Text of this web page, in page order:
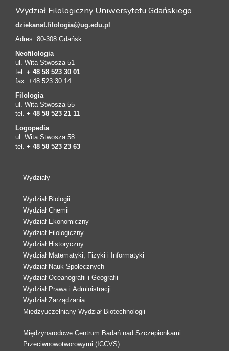
Wydział Filologiczny Uniwersytetu Gdańskiego
dziekanat.filologia@ug.edu.pl
Adres: 80-308 Gdańsk
Neofilologia
ul. Wita Stwosza 51
tel. + 48 58 523 30 01
fax. +48 523 30 14
Filologia
ul. Wita Stwosza 55
tel. + 48 58 523 21 11
Logopedia
ul. Wita Stwosza 58
tel. + 48 58 523 23 63
Wydziały
Wydział Biologii
Wydział Chemii
Wydział Ekonomiczny
Wydział Filologiczny
Wydział Historyczny
Wydział Matematyki, Fizyki i Informatyki
Wydział Nauk Społecznych
Wydział Oceanografii i Geografii
Wydział Prawa i Administracji
Wydział Zarządzania
Międzyuczelniany Wydział Biotechnologii
Międzynarodowe Centrum Badań nad Szczepionkami
Przeciwnowotworowymi (ICCVS)